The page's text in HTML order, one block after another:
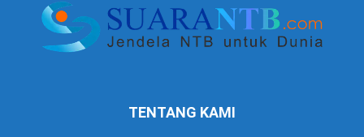
TENTANG KAMI